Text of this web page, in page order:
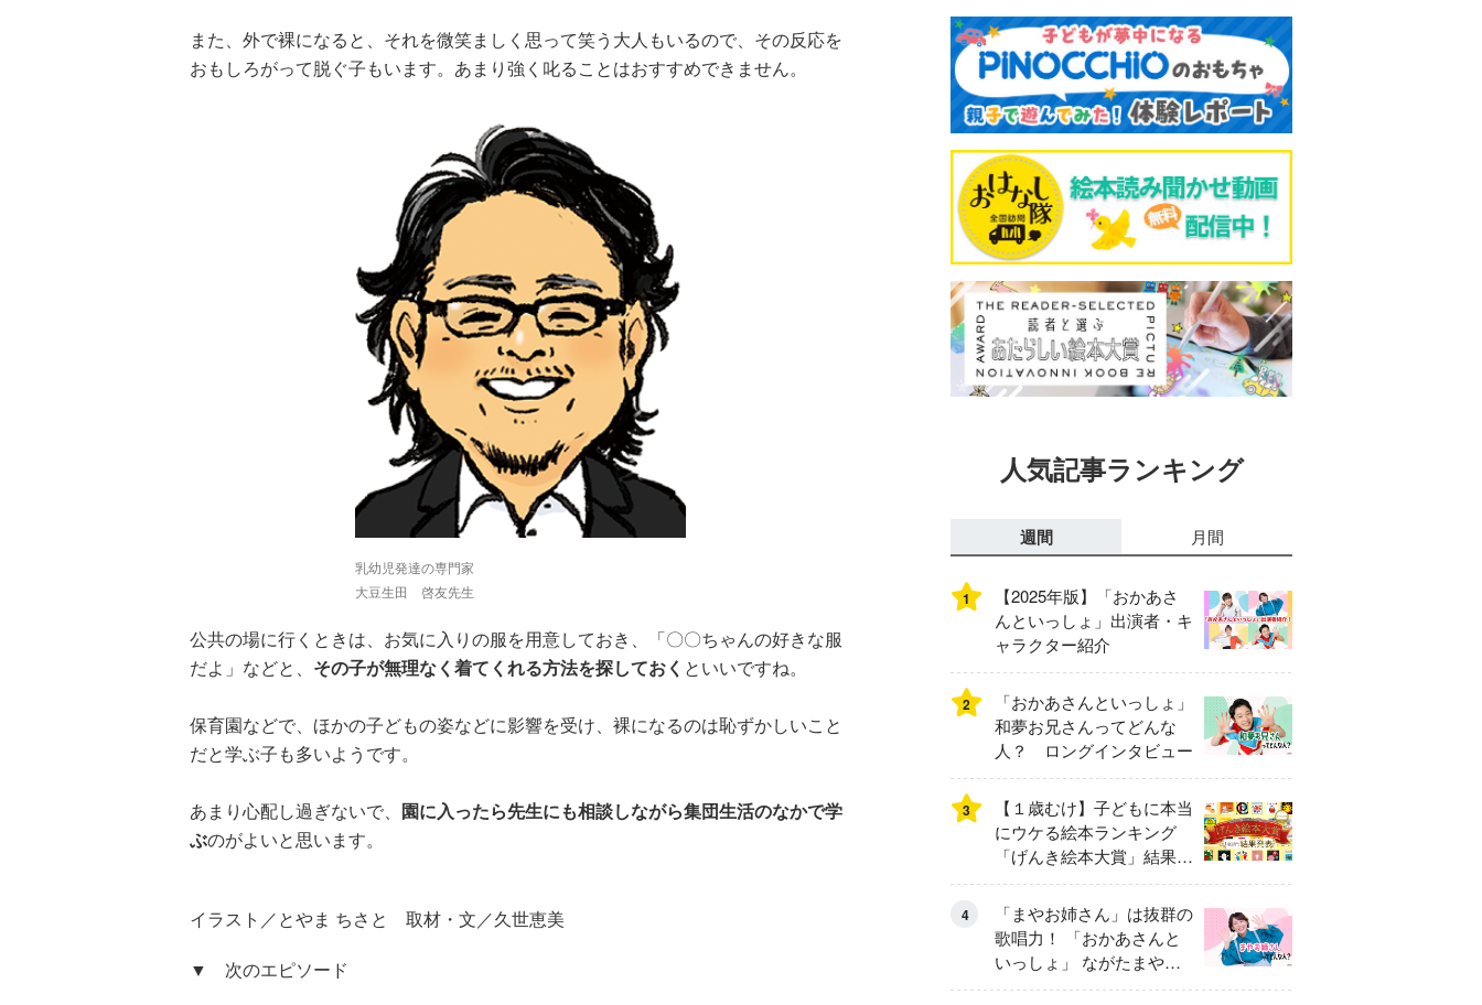
また、外で裸になると、それを微笑ましく思って笑う大人もいるので、その反応を
おもしろがって脱ぐ子もいます。あまり強く叱ることはおすすめできません。
乳幼児発達の専門家
大豆生田 啓友先生
公共の場に行くときは、お気に入りの服を用意しておき、「〇〇ちゃんの好きな服
だよ」などと、 その子が無理なく着てくれる方法を探しておく といいですね。
保育園などで、ほかの子どもの姿などに影響を受け、裸になるのは恥ずかしいこと
だと学ぶ子も多いようです。
あまり心配し過ぎないで、 園に入ったら先生にも相談しながら集団生活のなかで学
ぶのがよいと思います。
イラスト／とやま ちさと 取材・文／久世恵美
▼ 次のエピソード
人気記事ランキング
週間 月間
1
【2025年版】「おかあさ
んといっしょ」出演者・キ
ャラクター紹介
2
「おかあさんといっしょ」
和夢お兄さんってどんな
人？ ロングインタビュー
3
【１歳むけ】子どもに本当
にウケる絵本ランキング
「げんき絵本大賞」結果発
表
4
「まやお姉さん」は抜群の
歌唱力！ 「おかあさんと
いっしょ」 ながたまやさ
んってどんな人？